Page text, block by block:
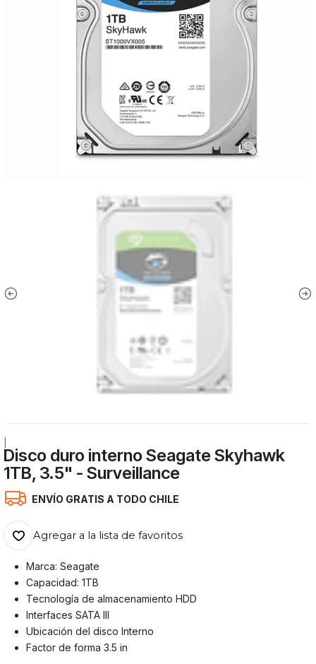
Disco duro interno Seagate Skyhawk
1TB, 3.5" - Surveillance
ENVÍO GRATIS A TODO CHILE
Agregar a la lista de favoritos
Marca: Seagate
Capacidad: 1TB
Tecnología de almacenamiento HDD
Interfaces SATA III
Ubicación del disco Interno
Factor de forma 3.5 in